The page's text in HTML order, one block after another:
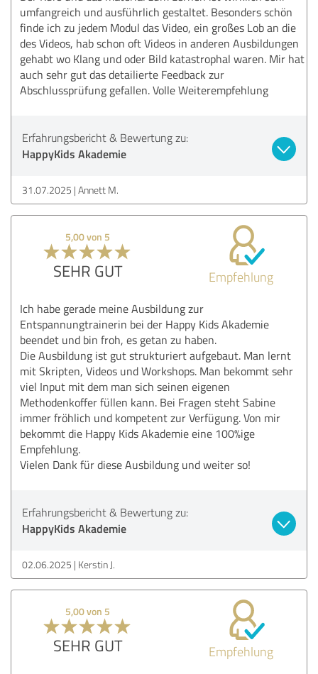
umfangreich und ausführlich gestaltet. Besonders schön
finde ich zu jedem Modul das Video, ein großes Lob an die
des Videos, hab schon oft Videos in anderen Ausbildungen
gehabt wo Klang und oder Bild katastrophal waren. Mir hat
auch sehr gut das detailierte Feedback zur
Abschlussprüfung gefallen. Volle Weiterempfehlung
Erfahrungsbericht & Bewertung zu:
HappyKids Akademie
31.07.2025 Annett M.
5,00 von 5
SEHR GUT Empfehlung
Ich habe gerade meine Ausbildung zur
Entspannungtrainerin bei der Happy Kids Akademie
beendet und bin froh, es getan zu haben.
Die Ausbildung ist gut strukturiert aufgebaut. Man lernt
mit Skripten, Videos und Workshops. Man bekommt sehr
viel Input mit dem man sich seinen eigenen
Methodenkoffer füllen kann. Bei Fragen steht Sabine
immer fröhlich und kompetent zur Verfügung. Von mir
bekommt die Happy Kids Akademie eine 100%ige
Empfehlung.
Vielen Dank für diese Ausbildung und weiter so!
Erfahrungsbericht & Bewertung zu:
HappyKids Akademie
02.06.2025 Kerstin J.
5,00 von 5
SEHR GUT Empfehlung